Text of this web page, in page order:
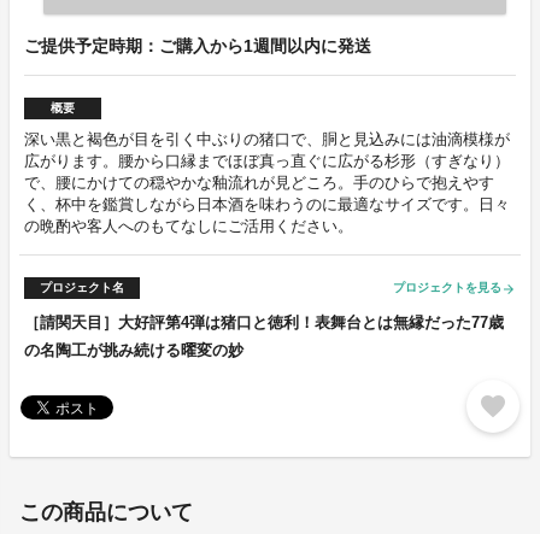
ご提供予定時期：ご購入から1週間以内に発送
概要
深い黒と褐色が目を引く中ぶりの猪口で、胴と見込みには油滴模様が
広がります。腰から口縁までほぼ真っ直ぐに広がる杉形（すぎなり）
で、腰にかけての穏やかな釉流れが見どころ。手のひらで抱えやす
く、杯中を鑑賞しながら日本酒を味わうのに最適なサイズです。日々
の晩酌や客人へのもてなしにご活用ください。
プロジェクト名 プロジェクトを見る arrow_forward
［請関天目］大好評第4弾は猪口と徳利！表舞台とは無縁だった77歳
の名陶工が挑み続ける曜変の妙
favorite
この商品について